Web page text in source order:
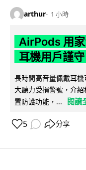
arthur 1 小時
AirPods 用
耳機用戶謹
長時間高音量佩戴耳
大聽力受損警號，介
置防護功能，...
閱讀
5 分享